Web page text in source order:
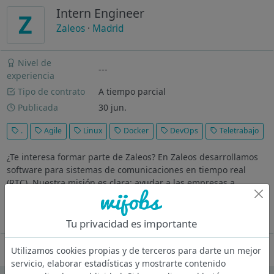
Z Intern Engineer
Zaleos · Madrid
Nivel de
experiencia
---
Tipo de contrato
A tiempo parcial
Publicada
30 jun.
. Agile Linux Docker DevOps Teletrabajo
¿Te interesa formar parte de Zaleos? En Zaleos desarrollamos
software para sistemas de comunicaciones en tiempo real
(RTC). Nuestra misión es clara: ayudar a las empresas a
garantizar comunicaciones seguras, estables y siempre
disponibles. Trabajamos...
Oferta desactivada
Tu privacidad es importante
Utilizamos cookies propias y de terceros para darte un mejor
servicio, elaborar estadísticas y mostrarte contenido